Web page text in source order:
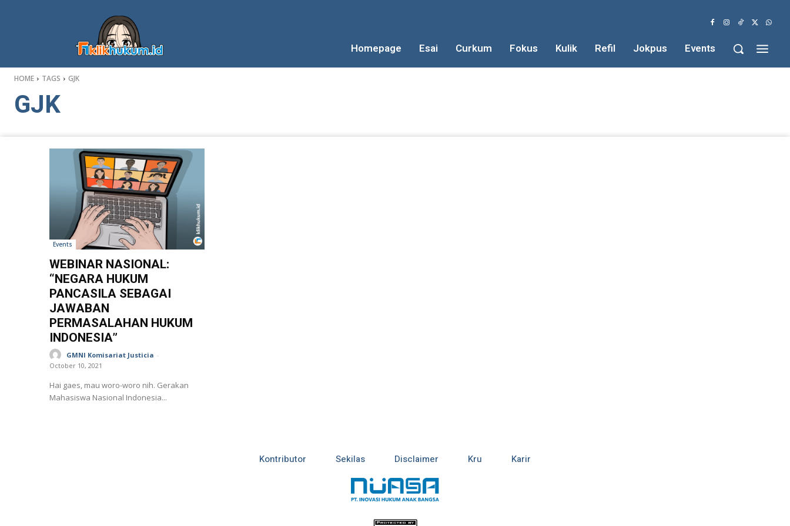
Homepage Esai Curkum Fokus Kulik Refil Jokpus Events
HOME TAGS GJK
GJK
Events
WEBINAR NASIONAL:
“NEGARA HUKUM
PANCASILA SEBAGAI
JAWABAN
PERMASALAHAN HUKUM
INDONESIA”
GMNI Komisariat Justicia -
October 10, 2021
Hai gaes, mau woro-woro nih. Gerakan
Mahasiswa Nasional Indonesia...
Kontributor Sekilas Disclaimer Kru Karir